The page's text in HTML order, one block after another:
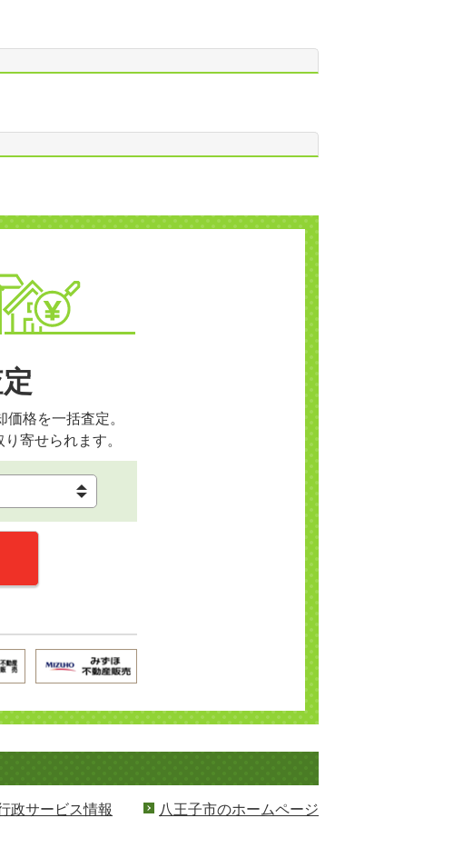
格を一括査定。
寄せられます。
政サービス情報 八王子市のホームページ